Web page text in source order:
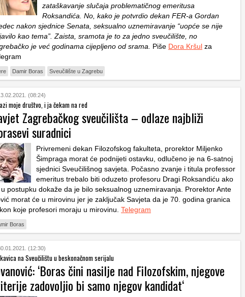
zataškavanje slučaja problematičnog emeritusa
Roksandića. No, kako je potvrdio dekan FER-a Gordan
nakon sjednice Senata, seksualno uznemiravanje “uopće se nije
kao tema”. Zaista, sramota je to za jedno sveučilište, no
je već godinama cijepljeno od srama.
Piše Dora Kršul za
Damir Boras Sveučilište u Zagrebu
(08:24)
moje društvo, i ja čekam na red
Zagrebačkog sveučilišta – odlaze najbliži
suradnici
Privremeni dekan Filozofskog fakulteta, prorektor Miljenko
Šimpraga morat će podnijeti ostavku, odlučeno je na 6-satnoj
sjednici Sveučilišnog savjeta. Počasno zvanje i titula professor
emeritus trebalo biti oduzeto profesoru Dragi Roksandiću ako
postupku dokaže da je bilo seksualnog uznemiravanja. Prorektor Ante
morat će u mirovinu jer je zaključak Savjeta da je 70. godina granica
koje profesori moraju u mirovinu. Telegram
Boras
(12:30)
na Sveučilištu u beskonačnom serijalu
‘Boras čini nasilje nad Filozofskim, njegove
zadovoljio bi samo njegov kandidat‘